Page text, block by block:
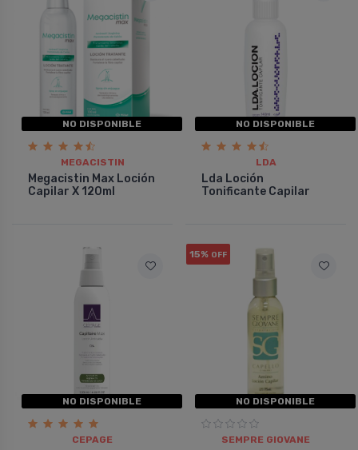
NO DISPONIBLE
MEGACISTIN
Megacistin Max Loción
Capilar X 120ml
NO DISPONIBLE
LDA
Lda Loción
Tonificante Capilar
NO DISPONIBLE
CEPAGE
15% OFF
NO DISPONIBLE
SEMPRE GIOVANE